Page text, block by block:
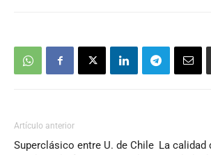
Artículo anterior
Superclásico entre U. de Chile La calidad